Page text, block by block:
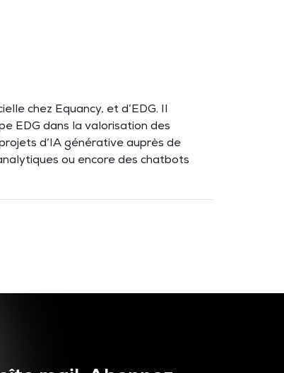
chez Equancy, et d’EDG. Il
EDG dans la valorisation des
d’IA générative auprès de
ou encore des chatbots